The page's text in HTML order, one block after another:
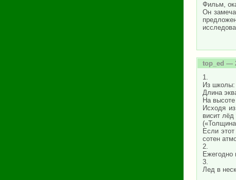
Фильм,
Он
top_ed —
1.
Из школы:
Длина
На
Исходя
висит
Если
сотен
2.
Ежегодно
3.
Лед в